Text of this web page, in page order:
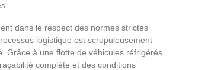
dans le respect des normes strictes
logistique est scrupuleusement
Grâce à une flotte de véhicules réfrigérés
complète et des conditions